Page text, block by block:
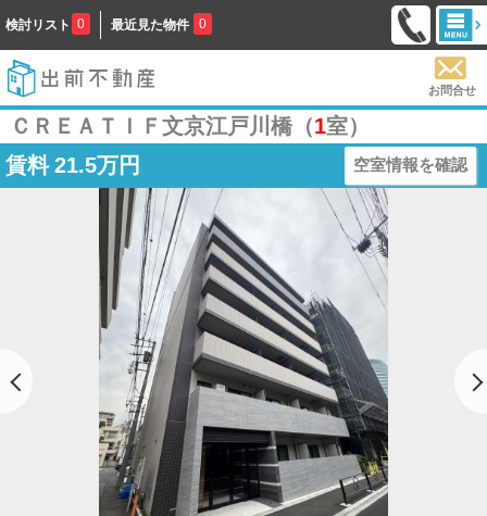
検討リスト 0 最近見た物件 0
お問合せ
ＣＲＥＡＴＩＦ文京江戸川橋（1室）
賃料 21.5万円 空室情報を確認